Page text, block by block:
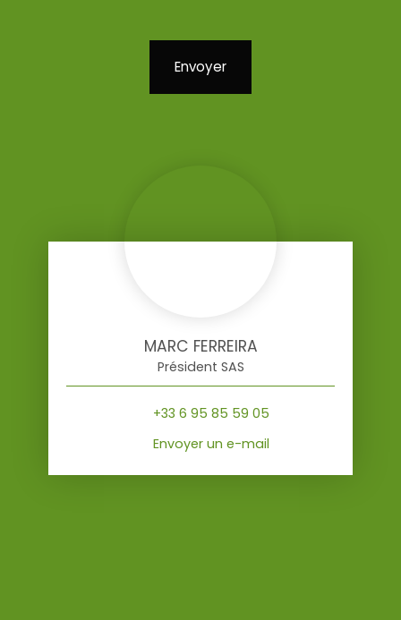
Envoyer
MARC FERREIRA
Président SAS
+33 6 95 85 59 05
Envoyer un e-mail